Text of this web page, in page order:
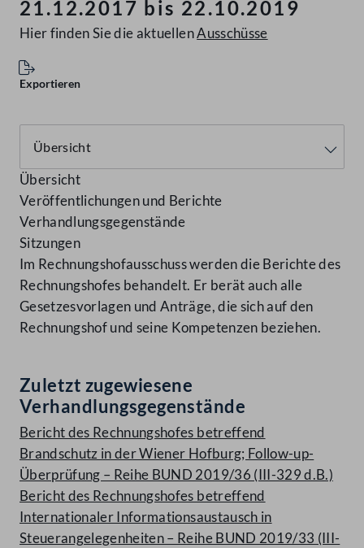
21.12.2017 bis 22.10.2019
Hier finden Sie die aktuellenAusschüsse
Exportieren
Übersicht
Veröffentlichungen und Berichte
Verhandlungsgegenstände
Sitzungen
Im Rechnungshofausschuss werden die Berichte des
Rechnungshofes behandelt. Er berät auch alle
Gesetzesvorlagen und Anträge, die sich auf den
Rechnungshof und seine Kompetenzen beziehen.
Zuletzt zugewiesene
Verhandlungsgegenstände
Bericht des Rechnungshofes betreffend
Brandschutz in der Wiener Hofburg; Follow-up-
Überprüfung – Reihe BUND 2019/36 (III-329 d.B.)
Bericht des Rechnungshofes betreffend
Internationaler Informationsaustausch in
Steuerangelegenheiten – Reihe BUND 2019/33 (III-